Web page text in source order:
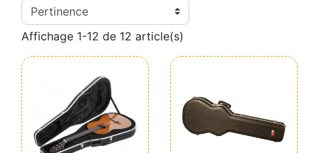
Affichage 1-12 de 12 article(s)